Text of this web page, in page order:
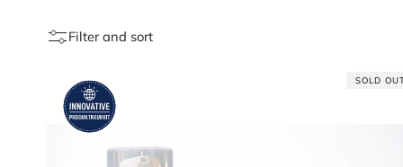
Filter and sort
SOLD